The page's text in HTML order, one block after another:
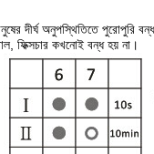
দীর্ঘ অনুপস্থিতিতে
ফিক্সচার কখনোই বন্ধ হয় না।